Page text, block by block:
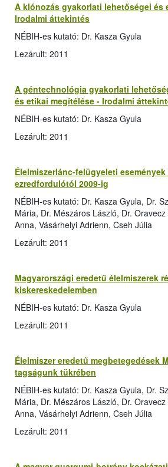
A klónozás gyakorlati lehetőségei és
Irodalmi áttekintés
NÉBIH-es kutató: Dr. Kasza Gyula
Lezárult: 2011
A géntechnológia gyakorlati
és etikai megítélése - Irodalmi
NÉBIH-es kutató: Dr. Kasza Gyula
Lezárult: 2011
Élelmiszerlánc-felügyeleti
ezredfordulótól 2009-ig
NÉBIH-es kutató: Dr. Kasza Gyula, Dr.
Mária, Dr. Mészáros László, Dr.
Anna, Vásárhelyi Adrienn, Cseh Júlia
Lezárult: 2011
Magyarországi eredetű élelmiszerek
kiskereskedelemben
NÉBIH-es kutató: Dr. Kasza Gyula
Lezárult: 2011
Élelmiszer eredetű megbetegedések
tagságunk tükrében
NÉBIH-es kutató: Dr. Kasza Gyula, Dr.
Mária, Dr. Mészáros László, Dr.
Anna, Vásárhelyi Adrienn, Cseh Júlia
Lezárult: 2011